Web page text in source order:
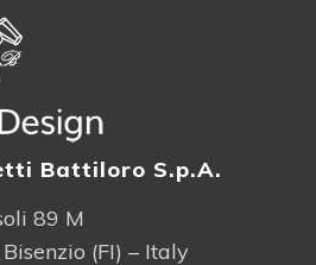
Battiloro S.p.A.
89 M
(FI) – Italy